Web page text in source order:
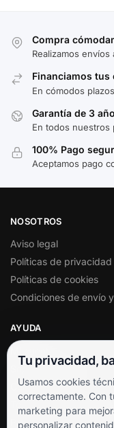
Compra
Realizamos envíos
Financiamos tus
En cómodos plazos
Garantía de 3
En todos nuestros
100% Pago
Aceptamos pago
NOSOTROS
Aviso legal
Políticas de privacidad
Políticas de cookies
Condiciones de envío
AYUDA
Soporte al cliente
Contacto
Términos y condiciones
Preguntas frecuentes
Tu privacidad,
Usamos cookies
correctamente. Con
marketing para
personalizar